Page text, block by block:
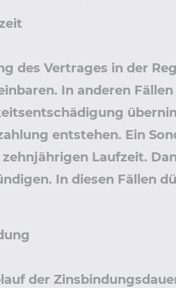
des Vertrages in der
In anderen
entstehen. Ein
Laufzeit.
In diesen Fällen
der